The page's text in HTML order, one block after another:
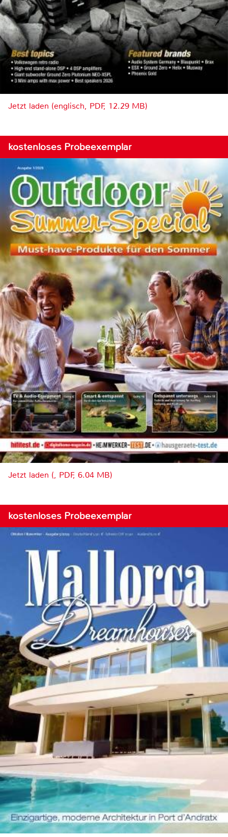
Jetzt laden (englisch, PDF, 12.29 MB)
kostenloses Probeexemplar
Jetzt laden (, PDF, 6.04 MB)
kostenloses Probeexemplar